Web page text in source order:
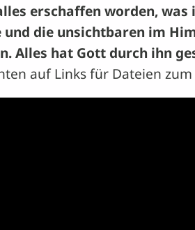
erschaffen worden,
und die unsichtbaren im
Alles hat Gott durch ihn
auf Links für Dateien zum